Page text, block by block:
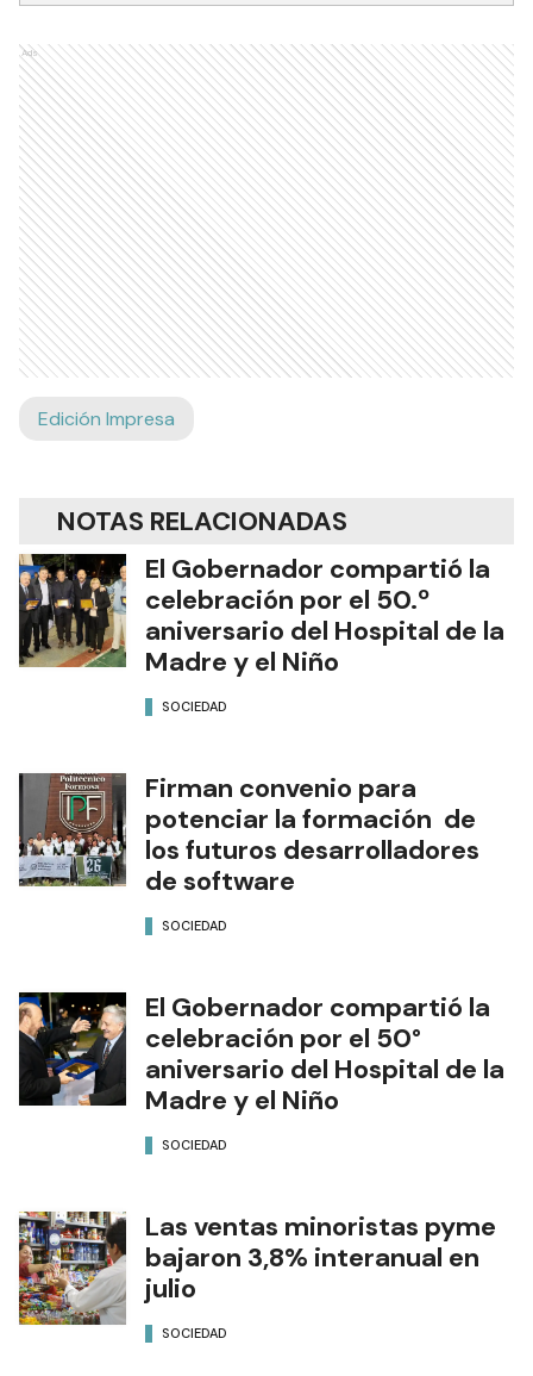
Ads
Edición Impresa
NOTAS RELACIONADAS
El Gobernador compartió la
celebración por el 50.º
aniversario del Hospital de la
Madre y el Niño
SOCIEDAD
Firman convenio para
potenciar la formación de
los futuros desarrolladores
de software
SOCIEDAD
El Gobernador compartió la
celebración por el 50°
aniversario del Hospital de la
Madre y el Niño
SOCIEDAD
Las ventas minoristas pyme
bajaron 3,8% interanual en
julio
SOCIEDAD